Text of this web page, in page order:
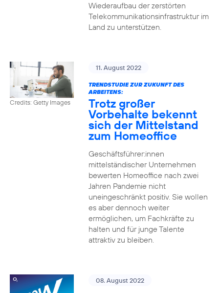
Wiederaufbau der zerstörten
Telekommunikationsinfrastruktur im
Land zu unterstützen.
Credits: Getty Images
11. August 2022
TRENDSTUDIE ZUR ZUKUNFT DES
ARBEITENS:
Trotz großer
Vorbehalte bekennt
sich der Mittelstand
zum Homeoffice
Geschäftsführer:innen
mittelständischer Unternehmen
bewerten Homeoffice nach zwei
Jahren Pandemie nicht
uneingeschränkt positiv. Sie wollen
es aber dennoch weiter
ermöglichen, um Fachkräfte zu
halten und für junge Talente
attraktiv zu bleiben.
08. August 2022